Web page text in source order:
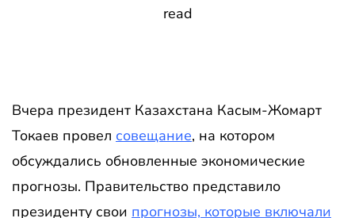
read
Вчера президент Казахстана Касым-Жомарт
Токаев провел совещание, на котором
обсуждались обновленные экономические
прогнозы. Правительство представило
президенту свои прогнозы, которые включали